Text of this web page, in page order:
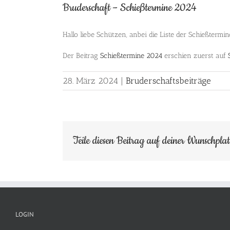
Bruderschaft – Schießtermine 2024
Hallo liebe Schützen, anbei die Liste der
Der Beitrag Schießtermine 2024 erschien zuerst auf
28. März 2024 | Bruderschaftsbeiträge
Teile diesen Beitrag auf deiner
LOGIN